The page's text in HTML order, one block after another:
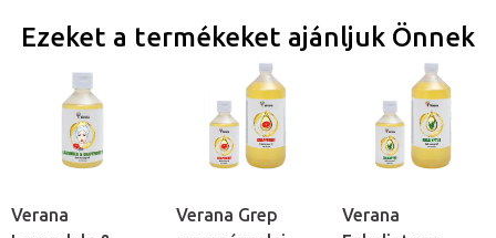
Ezeket a termékeket ajánljuk Önnek
Verana
Verana Grep
Verana